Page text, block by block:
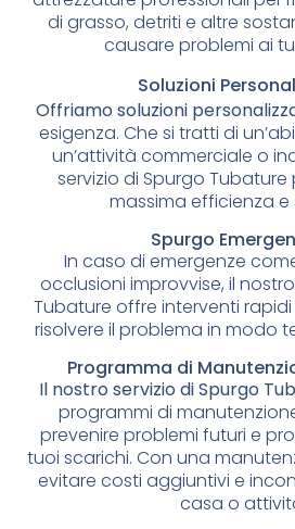
di grasso, detriti e altre
causare problemi ai
Soluzioni
Offriamo soluzioni
esigenza. Che si tratti di
un’attività commerciale o
servizio di Spurgo
massima efficienza e
Spurgo
In caso di emergenze
occlusioni improvvise, il
Tubature offre interventi
risolvere il problema in modo
Programma di
Il nostro servizio di Spurgo
programmi di
prevenire problemi futuri e
tuoi scarichi. Con una
evitare costi aggiuntivi e
casa o